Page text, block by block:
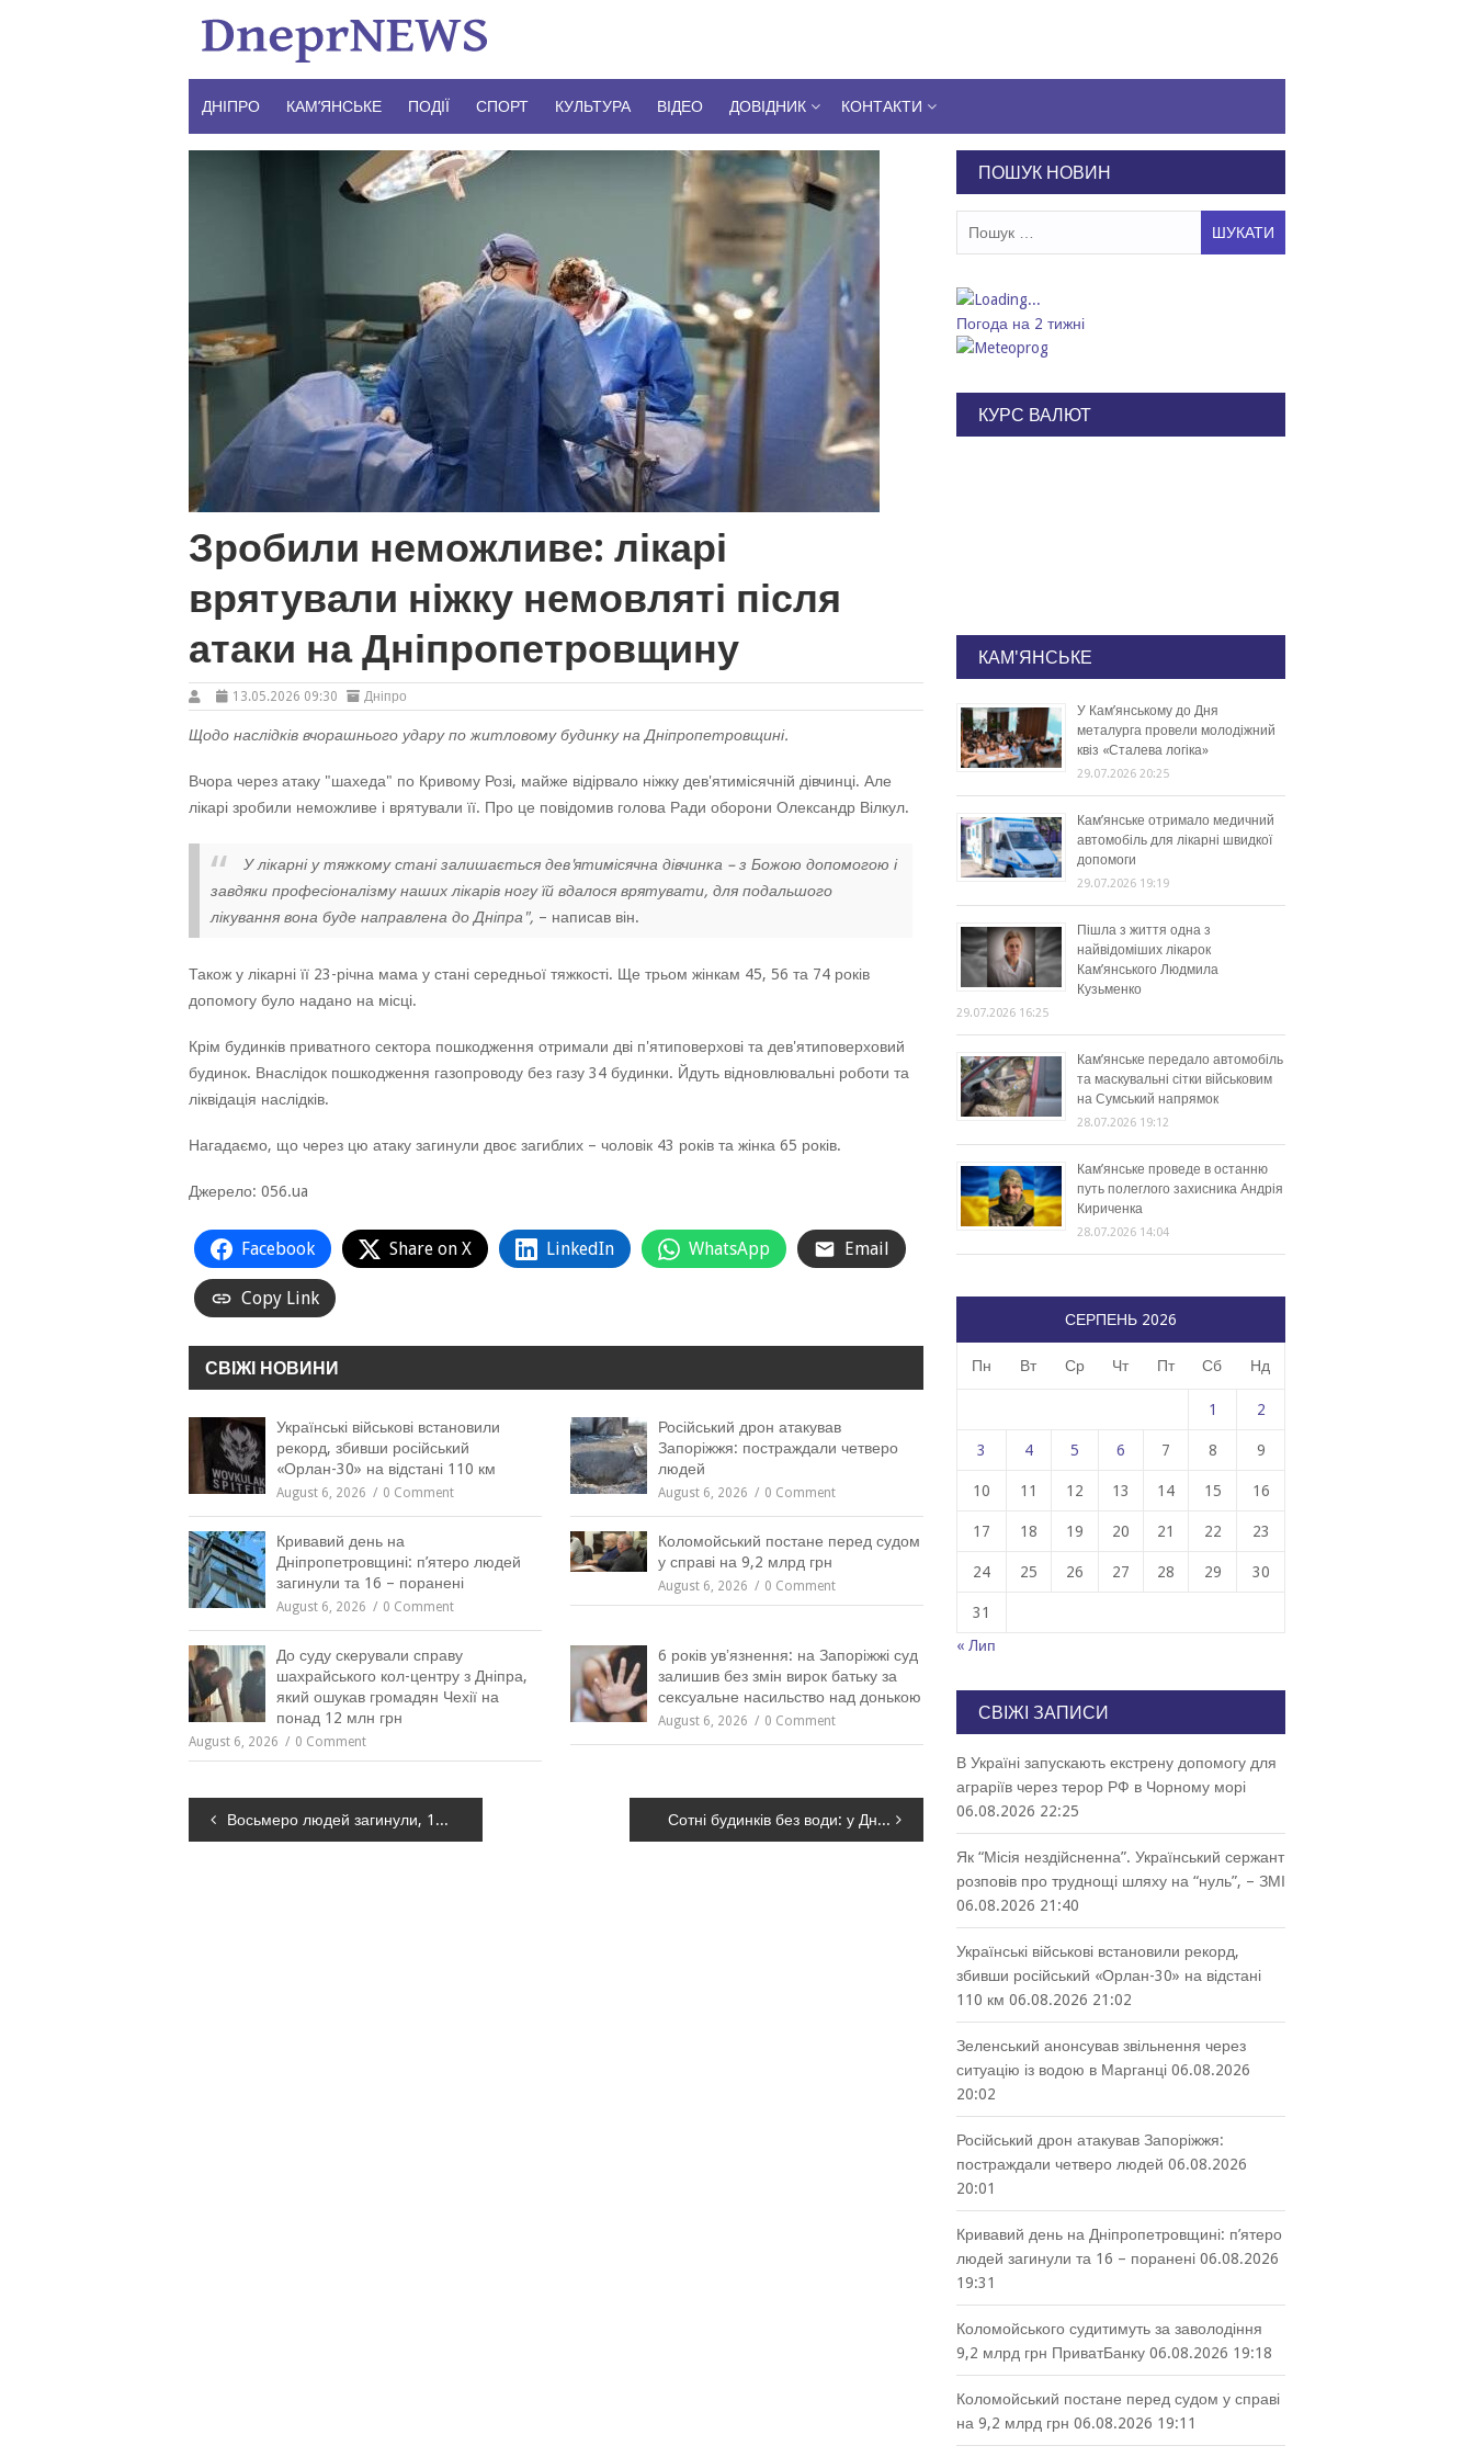
ДНІПРО КАМ’ЯНСЬКЕ ПОДІЇ СПОРТ КУЛЬТУРА ВІДЕО ДОВІДНИК КОНТАКТИ
Зробили неможливе: лікарі
врятували ніжку немовляті після
атаки на Дніпропетровщину
13.05.2026 09:30 Дніпро
Щодо наслідків вчорашнього удару по житловому будинку на Дніпропетровщині.
Вчора через атаку "шахеда" по Кривому Розі, майже відірвало ніжку дев'ятимісячній дівчинці. Але
лікарі зробили неможливе і врятували її. Про це повідомив голова Ради оборони Олександр Вілкул.
У лікарні у тяжкому стані залишається дев'ятимісячна дівчинка – з Божою допомогою і
завдяки професіоналізму наших лікарів ногу їй вдалося врятувати, для подальшого
лікування вона буде направлена до Дніпра", – написав він.
Також у лікарні її 23-річна мама у стані середньої тяжкості. Ще трьом жінкам 45, 56 та 74 років
допомогу було надано на місці.
Крім будинків приватного сектора пошкодження отримали дві п'ятиповерхові та дев'ятиповерховий
будинок. Внаслідок пошкодження газопроводу без газу 34 будинки. Йдуть відновлювальні роботи та
ліквідація наслідків.
Нагадаємо, що через цю атаку загинули двоє загиблих – чоловік 43 років та жінка 65 років.
Джерело: 056.ua
Facebook Share on X LinkedIn WhatsApp Email
Copy Link
СВІЖІ НОВИНИ
Українські військові встановили
рекорд, збивши російський
«Орлан-30» на відстані 110 км
August 6, 2026 0 Comment
Російський дрон атакував
Запоріжжя: постраждали четверо
людей
August 6, 2026 0 Comment
Кривавий день на
Дніпропетровщині: п’ятеро людей
загинули та 16 – поранені
August 6, 2026 0 Comment
Коломойський постане перед судом
у справі на 9,2 млрд грн
August 6, 2026 0 Comment
До суду скерували справу
шахрайського кол-центру з Дніпра,
який ошукав громадян Чехії на
понад 12 млн грн
August 6, 2026 0 Comment
6 років увʼязнення: на Запоріжжі суд
залишив без змін вирок батьку за
сексуальне насильство над донькою
August 6, 2026 0 Comment
Навігація
Восьмеро людей загинули, 11 – дістали поранень: безпекова ситуація на ДНіпропетровщині станом на ранок 13 травня Сотні будинків без води: у Дніпрі пошкоджено водопровід
ПОШУК НОВИН
Погода на 2 тижні
КУРС ВАЛЮТ
КАМ'ЯНСЬКЕ
У Кам’янському до Дня
металурга провели молодіжний
квіз «Сталева логіка»
29.07.2026 20:25
Кам’янське отримало медичний
автомобіль для лікарні швидкої
допомоги
29.07.2026 19:19
Пішла з життя одна з
найвідоміших лікарок
Кам’янського Людмила
Кузьменко
29.07.2026 16:25
Кам’янське передало автомобіль
та маскувальні сітки військовим
на Сумський напрямок
28.07.2026 19:12
Кам’янське проведе в останню
путь полеглого захисника Андрія
Кириченка
28.07.2026 14:04
СЕРПЕНЬ 2026
Пн Вт Ср Чт Пт Сб Нд
1 2
3 4 5 6 7 8 9
10 11 12 13 14 15 16
17 18 19 20 21 22 23
24 25 26 27 28 29 30
31
« Лип
СВІЖІ ЗАПИСИ
В Україні запускають екстрену допомогу для
аграріїв через терор РФ в Чорному морі
06.08.2026 22:25
Як “Місія нездійсненна”. Український сержант
розповів про труднощі шляху на “нуль”, – ЗМІ
06.08.2026 21:40
Українські військові встановили рекорд,
збивши російський «Орлан-30» на відстані
110 км 06.08.2026 21:02
Зеленський анонсував звільнення через
ситуацію із водою в Марганці 06.08.2026
20:02
Російський дрон атакував Запоріжжя:
постраждали четверо людей 06.08.2026
20:01
Кривавий день на Дніпропетровщині: п’ятеро
людей загинули та 16 – поранені 06.08.2026
19:31
Коломойського судитимуть за заволодіння
9,2 млрд грн ПриватБанку 06.08.2026 19:18
Коломойський постане перед судом у справі
на 9,2 млрд грн 06.08.2026 19:11